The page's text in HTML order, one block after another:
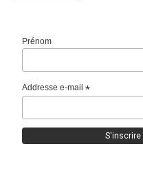
Prénom
Addresse e-mail*